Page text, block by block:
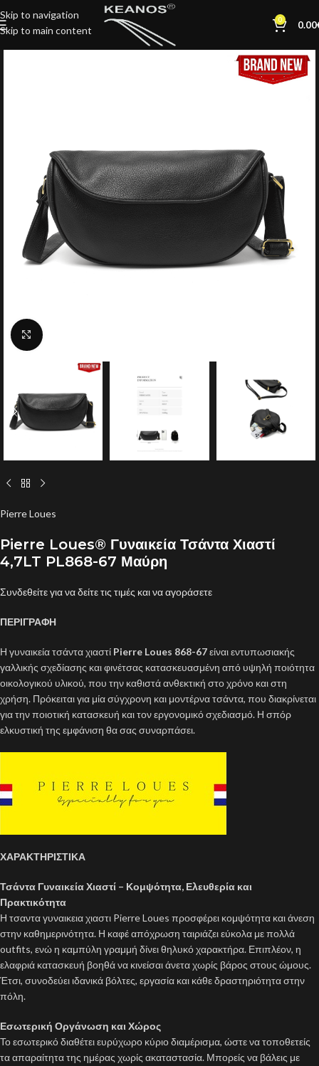
Skip to navigation
Skip to main content
0 0.00
Click to enlarge
Pierre Loues
Pierre Loues® Γυναικεία Τσάντα Χιαστί
4,7LT PL868-67 Μαύρη
Συνδεθείτε για να δείτε τις τιμές και να αγοράσετε
ΠΕΡΙΓΡΑΦΗ
Η γυναικεία τσάντα χιαστί Pierre Loues 868-67είναι εντυπωσιακής
γαλλικής σχεδίασης και φινέτσας κατασκευασμένη από υψηλή ποιότητα
οικολογικού υλικού, που την καθιστά ανθεκτική στο χρόνο και στη
χρήση. Πρόκειται για μία σύγχρονη και μοντέρνα τσάντα, που διακρίνεται
για την ποιοτική κατασκευή και τον εργονομικό σχεδιασμό. Η σπόρ
ελκυστική της εμφάνιση θα σας συναρπάσει.
ΧΑΡΑΚΤΗΡΙΣΤΙΚΑ
Τσάντα Γυναικεία Χιαστί – Κομψότητα, Ελευθερία και
Πρακτικότητα
Η τσαντα γυναικεια χιαστι Pierre Loues προσφέρει κομψότητα και άνεση
στην καθημερινότητα. Η καφέ απόχρωση ταιριάζει εύκολα με πολλά
outfits, ενώ η καμπύλη γραμμή δίνει θηλυκό χαρακτήρα. Επιπλέον, η
ελαφριά κατασκευή βοηθά να κινείσαι άνετα χωρίς βάρος στους ώμους.
Έτσι, συνοδεύει ιδανικά βόλτες, εργασία και κάθε δραστηριότητα στην
πόλη.
Εσωτερική Οργάνωση και Χώρος
Το εσωτερικό διαθέτει ευρύχωρο κύριο διαμέρισμα, ώστε να τοποθετείς
τα απαραίτητα της ημέρας χωρίς ακαταστασία. Μπορείς να βάλεις με